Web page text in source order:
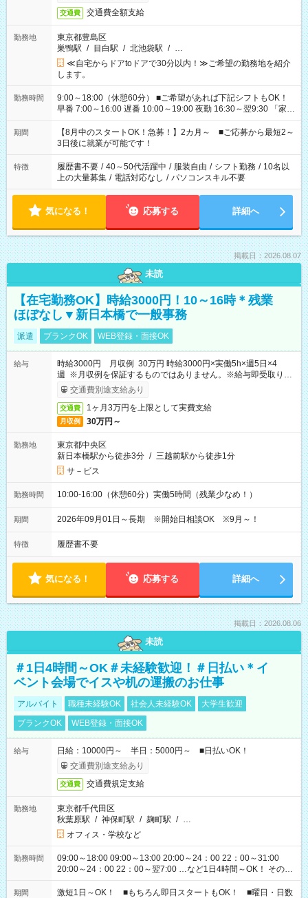
交通費 交通費全額支給
勤務地
東京都豊島区
巣鴨駅 / 目白駅 / 北池袋駅 / …
≪自宅からドアtoドアで30分以内！≫ご希望の勤務地を紹介
します。
勤務時間
9:00～18:00（休憩60分） ■ご希望があれば下記シフトもOK！
早番 7:00～16:00 遅番 10:00～19:00 夜勤 16:30～翌9:30 「家族
と休みを合わせたい」 「余裕を持って夕飯の準備がしたい」
「できれば残業はしたくない」 など、ご希望を教えてください
ね。 ※Wワーク希望の方へ 今ご覧のお仕事で希望する勤務時間
と、もう1つのお仕事の勤務時間。 合計で週40時間を超える場
合は応募できません。
期間
【8月中のスタートOK！急募！】2カ月～ ■ご応募から最短2～
3日後に就業が可能です！
特徴 履歴書不要 / 40～50代活躍中 / 服装自由 / シフト勤務 / 10名以
上の大量募集 / 電話対応なし / パソコンスキル不要
気になる！ 応募する 詳細へ
掲載日：2026.08.07
未読
【在宅勤務OK】時給3000円！10～16時＊残業
ほぼなし▼新日本橋で一般事務
派遣 ブランクOK WEB登録・面接OK
給与
時給3000円 月収例 30万円 時給3000円×実働5h×週5日×4
週 ※月収例を保証するものではありません。※給与即受取りサ
ービス利用可（利用条件有）
交通費別途支給あり
交通費 1ヶ月3万円を上限として実費支給
月収例 30万円～
勤務地
東京都中央区
新日本橋駅から徒歩3分 / 三越前駅から徒歩1分
サ－ビス
勤務時間 10:00-16:00（休憩60分）実働5時間（残業少なめ！）
期間 2026年09月01日～長期 ※開始日相談OK ※9月～！
特徴 履歴書不要
気になる！ 応募する 詳細へ
掲載日：2026.08.06
未読
＃1日4時間～OK＃未経験歓迎！＃日払い＊イ
ベント会場でイスや机の運搬のお仕事
アルバイト 職種未経験OK 社会人未経験OK
大学生歓迎
ブランクOK
WEB登録・面接OK
給与
日給：10000円～ 半日：5000円～ ■日払いOK！
交通費別途支給あり
交通費 交通費規定支給
勤務地
東京都千代田区
秋葉原駅 / 神保町駅 / 麹町駅 / …
オフィス・学校など
勤務時間
09:00～18:00 09:00～13:00 20:00～24：00 22：00～31:00
20:00～24：00 22：00～翌7:00 …など1日4時間～OK！ その他
シフトもございます！ お気軽にご相談ください！
期間
激短1日～OK！ ■もちろん即日スタートもOK！ ■曜日・日数